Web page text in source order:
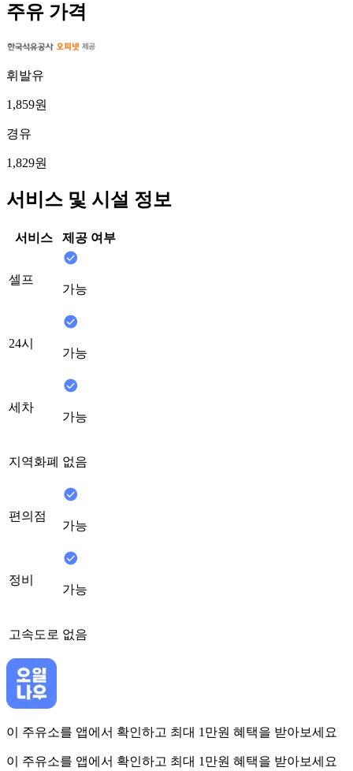
주유 가격
휘발유
1,859원
경유
1,829원
서비스 및 시설 정보
서비스 제공 여부
셀프
가능
24시
가능
세차
가능
지역화폐 없음
편의점
가능
정비
가능
고속도로 없음
이 주유소를 앱에서 확인하고 최대 1만원 혜택을 받아보세요
이 주유소를 앱에서 확인하고 최대 1만원 혜택을 받아보세요